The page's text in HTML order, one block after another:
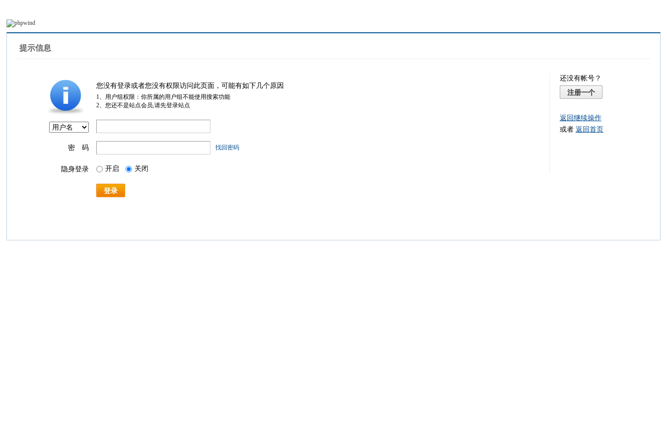
提示信息
您没有登录或者您没有权限访问此页面，可能有如下几个原因
1、用户组权限：你所属的用户组不能使用搜索功能
2、您还不是站点会员,请先登录站点
密 码 找回密码
隐身登录 开启 关闭
登录
还没有帐号？
注册一个
返回继续操作
或者 返回首页